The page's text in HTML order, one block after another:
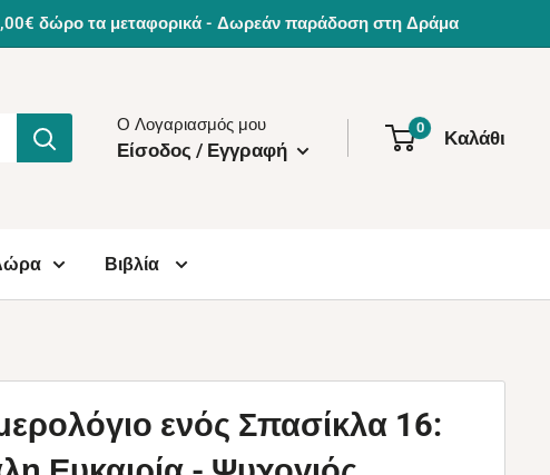
δώρο τα μεταφορικά - Δωρεάν παράδοση στη Δράμα
Ο Λογαριασμός μου
Είσοδος / Εγγραφή
0 Καλάθι
Βιβλία
ενός Σπασίκλα 16: